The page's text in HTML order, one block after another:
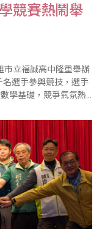
競賽熱鬧舉
市立福誠高中隆重舉辦
選手參與競技，選手
學基礎，競爭氣氛熱